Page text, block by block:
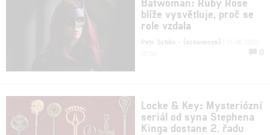
blíže vysvětluje, proč se
role vzdala
Petr Schön - (schonecek)
0
Locke & Key: Mysteriózní
seriál od syna Stephena
Kinga dostane 2. řadu